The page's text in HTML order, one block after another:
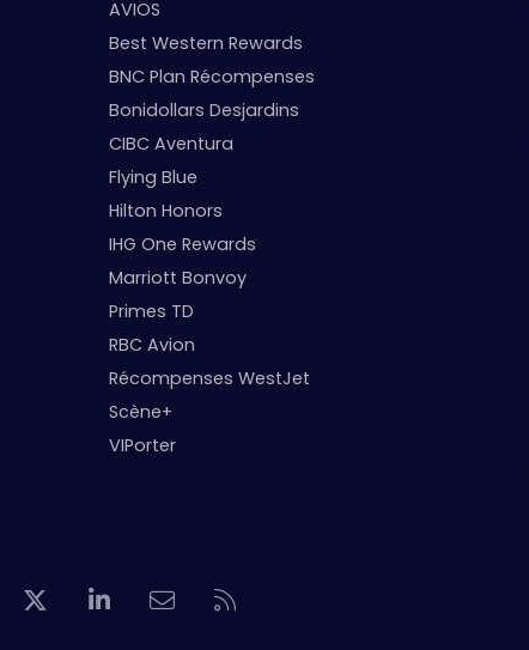
AVIOS
Best Western Rewards
BNC Plan Récompenses
Bonidollars Desjardins
CIBC Aventura
Flying Blue
Hilton Honors
IHG One Rewards
Marriott Bonvoy
Primes TD
RBC Avion
Récompenses WestJet
Scène+
VIPorter